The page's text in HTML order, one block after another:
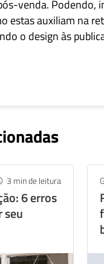
venda. Podendo,
estas auxiliam na
o design às
3 min de leitura
6 erros
seu